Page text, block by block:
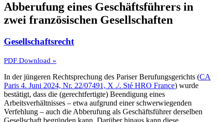
Abberufung eines Geschäftsführers in
zwei französischen Gesellschaften
Gesellschaftsrecht
PDF Download »
In der jüngeren Rechtsprechung des Pariser Berufungsgerichts (CA
Paris 4. Juni 2024, Nr. 22/07491, X ./. Sté HRO France) wurde
bestätigt, dass die (gerechtfertigte) Beendigung eines
Arbeitsverhältnisses – etwa aufgrund einer schwerwiegenden
Verfehlung – auch die Abberufung als Geschäftsführer derselben
Gesellschaft begründen kann. Darüber hinaus kann diese